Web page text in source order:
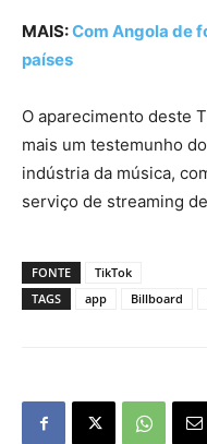
MAIS:Com Angola de
países
O aparecimento deste
mais um testemunho
indústria da música,
serviço de streaming
FONTE
TikTok
TAGS
app Billboard